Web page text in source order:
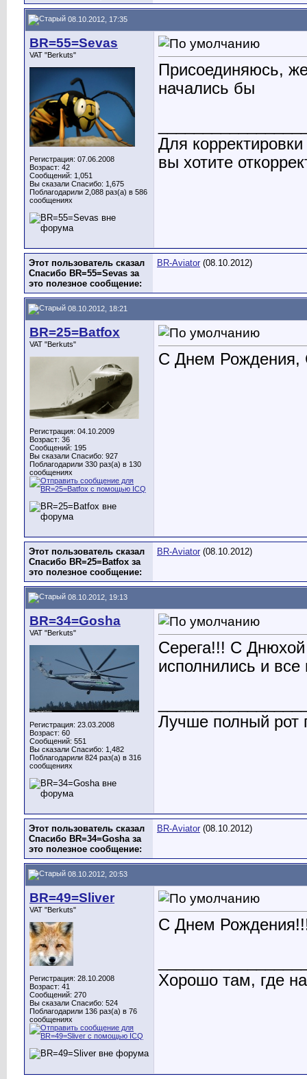
08.10.2012, 17:35
BR=55=Sevas
VAT "Berkuts"
Регистрация: 07.06.2008
Возраст: 42
Сообщений: 1,051
Вы сказали Спасибо: 1,675
Поблагодарили 2,088 раз(а) в 586
сообщениях
Присоединяюсь,
начались бы
Для
вы хотите
Этот пользователь сказал
Спасибо BR=55=Sevas за
это полезное сообщение:
BR-Aviator (08.10.2012)
08.10.2012, 18:21
BR=25=Batfox
VAT "Berkuts"
Регистрация: 04.10.2009
Возраст: 36
Сообщений: 195
Вы сказали Спасибо: 927
Поблагодарили 330 раз(а) в 130
сообщениях
С Днем Рождения,
Этот пользователь сказал
Спасибо BR=25=Batfox за
это полезное сообщение:
BR-Aviator (08.10.2012)
08.10.2012, 19:13
BR=34=Gosha
VAT "Berkuts"
Регистрация: 23.03.2008
Возраст: 60
Сообщений: 551
Вы сказали Спасибо: 1,482
Поблагодарили 824 раз(а) в 316
сообщениях
Серега!!! С
исполнились и
Лучше полный рот
Этот пользователь сказал
Спасибо BR=34=Gosha за
это полезное сообщение:
BR-Aviator (08.10.2012)
08.10.2012, 20:53
BR=49=Sliver
VAT "Berkuts"
Регистрация: 28.10.2008
Возраст: 41
Сообщений: 270
Вы сказали Спасибо: 524
Поблагодарили 136 раз(а) в 76
сообщениях
С Днем
Хорошо там, где